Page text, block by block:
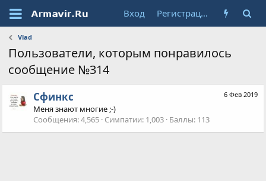
Вход Регистрация
Vlad
Пользователи, которым понравилось
сообщение №314
6 Фев 2019
Сфинкс
Меня знают многие ;-)
Сообщения 4,565 Симпатии 1,003 Баллы 113